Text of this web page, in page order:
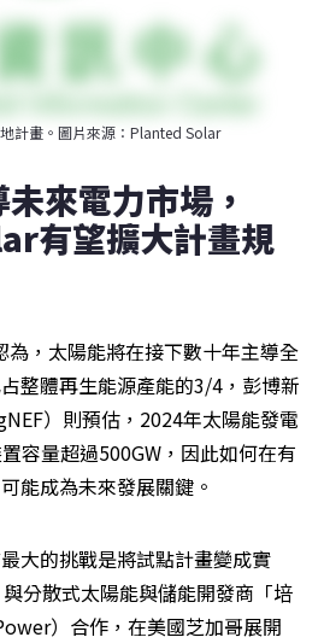
計畫。圖片來源：Planted Solar
來電力市場，
有望擴大計畫規
為，太陽能將在接下數十年主導全
整體再生能源產能的3/4，彭博新
）則預估，2024年太陽能發電
容量超過500GW，因此如何在有
能成為未來發展關鍵。
大的挑戰是將試點計畫變成實
分散式太陽能與儲能開發商「培
）合作，在美國芝加哥展開